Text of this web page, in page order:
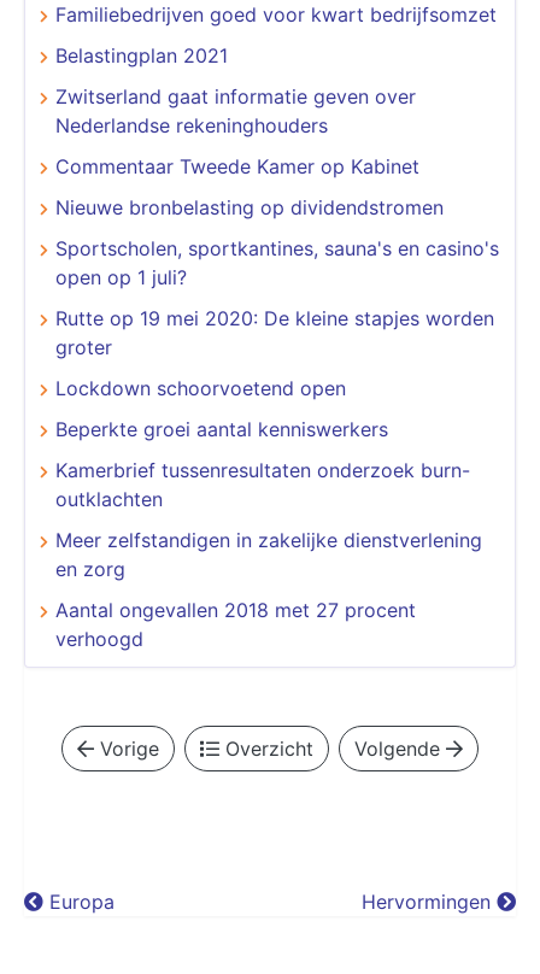
Familiebedrijven goed voor kwart bedrijfsomzet
Belastingplan 2021
Zwitserland gaat informatie geven over
Nederlandse rekeninghouders
Commentaar Tweede Kamer op Kabinet
Nieuwe bronbelasting op dividendstromen
Sportscholen, sportkantines, sauna's en casino's
open op 1 juli?
Rutte op 19 mei 2020: De kleine stapjes worden
groter
Lockdown schoorvoetend open
Beperkte groei aantal kenniswerkers
Kamerbrief tussenresultaten onderzoek burn-
outklachten
Meer zelfstandigen in zakelijke dienstverlening
en zorg
Aantal ongevallen 2018 met 27 procent
verhoogd
Vorige Overzicht Volgende
Europa Hervormingen